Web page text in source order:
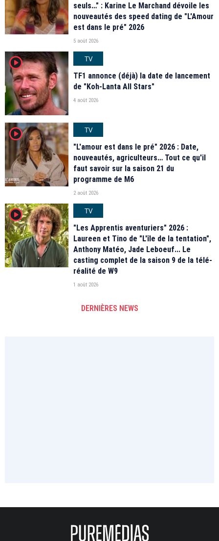
seuls…" : Karine Le Marchand dévoile les
nouveautés des speed dating de "L'Amour
est dans le pré" 2026
5 août 2026
player2
TV
TF1 annonce (déjà) la date de lancement
de "Koh-Lanta All Stars"
4 août 2026
player2
TV
"L'amour est dans le pré" 2026 : Date,
nouveautés, agriculteurs… Tout ce qu'il
faut savoir sur la saison 21 du
programme de M6
2 août 2026
player2
TV
"Les Apprentis aventuriers" 2026 :
Laureen et Tino de "L'île de la tentation",
Anthony Matéo, Jade Leboeuf... Le
casting complet de la saison 9 de la télé-
réalité de W9
1 août 2026
DERNIÈRES NEWS